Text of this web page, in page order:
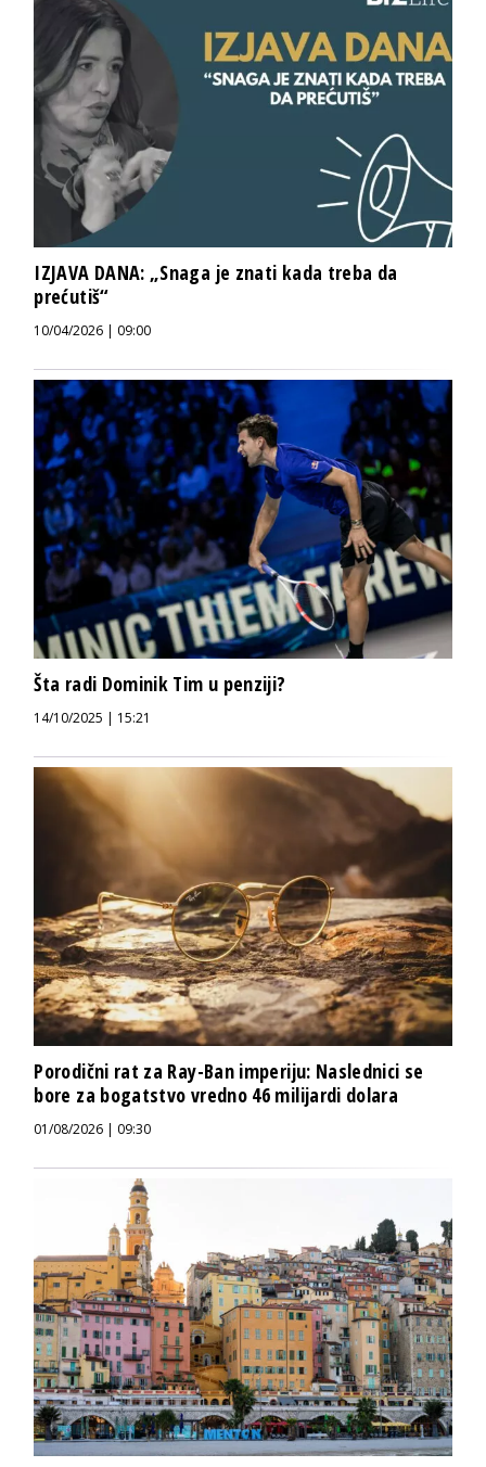
IZJAVA DANA: „Snaga je znati kada treba da
prećutiš“
10/04/2026 | 09:00
Šta radi Dominik Tim u penziji?
14/10/2025 | 15:21
Porodični rat za Ray-Ban imperiju: Naslednici se
bore za bogatstvo vredno 46 milijardi dolara
01/08/2026 | 09:30